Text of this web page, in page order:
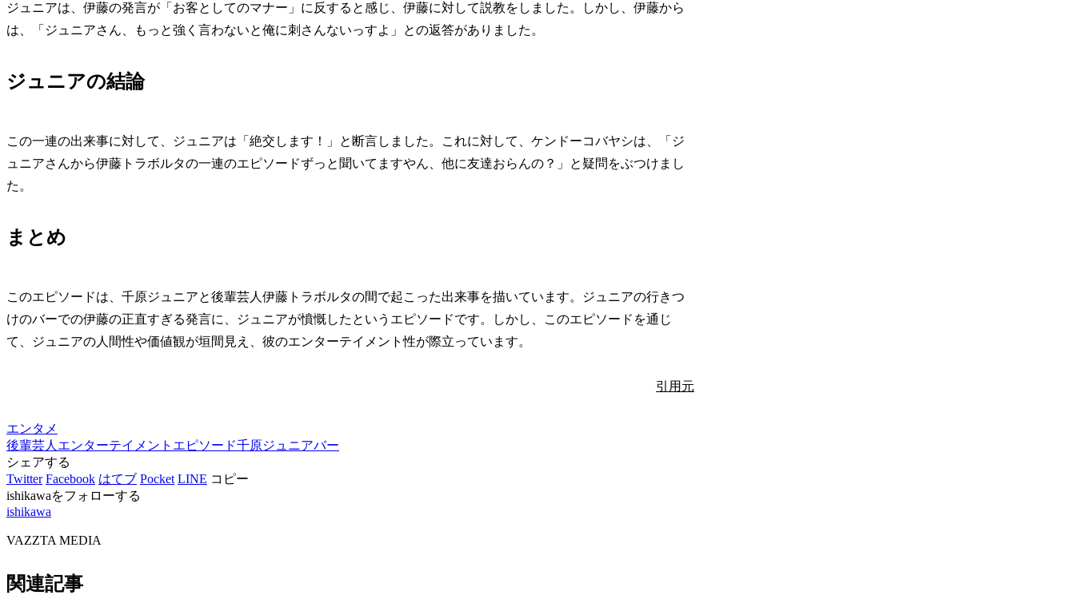
ジュニアは、伊藤の発言が「お客としてのマナー」に反すると感じ、伊藤に対して説教をしました。しかし、伊藤から
は、「ジュニアさん、もっと強く言わないと俺に刺さんないっすよ」との返答がありました。
ジュニアの結論
この一連の出来事に対して、ジュニアは「絶交します！」と断言しました。これに対して、ケンドーコバヤシは、「ジ
ュニアさんから伊藤トラボルタの一連のエピソードずっと聞いてますやん、他に友達おらんの？」と疑問をぶつけまし
た。
まとめ
このエピソードは、千原ジュニアと後輩芸人伊藤トラボルタの間で起こった出来事を描いています。ジュニアの行きつ
けのバーでの伊藤の正直すぎる発言に、ジュニアが憤慨したというエピソードです。しかし、このエピソードを通じ
て、ジュニアの人間性や価値観が垣間見え、彼のエンターテイメント性が際立っています。
引用元
エンタメ
後輩芸人 エンターテイメント エピソード千原ジュニアバー
シェアする
Twitter Facebook はてブ Pocket LINE コピー
ishikawaをフォローする
ishikawa
VAZZTA MEDIA
関連記事